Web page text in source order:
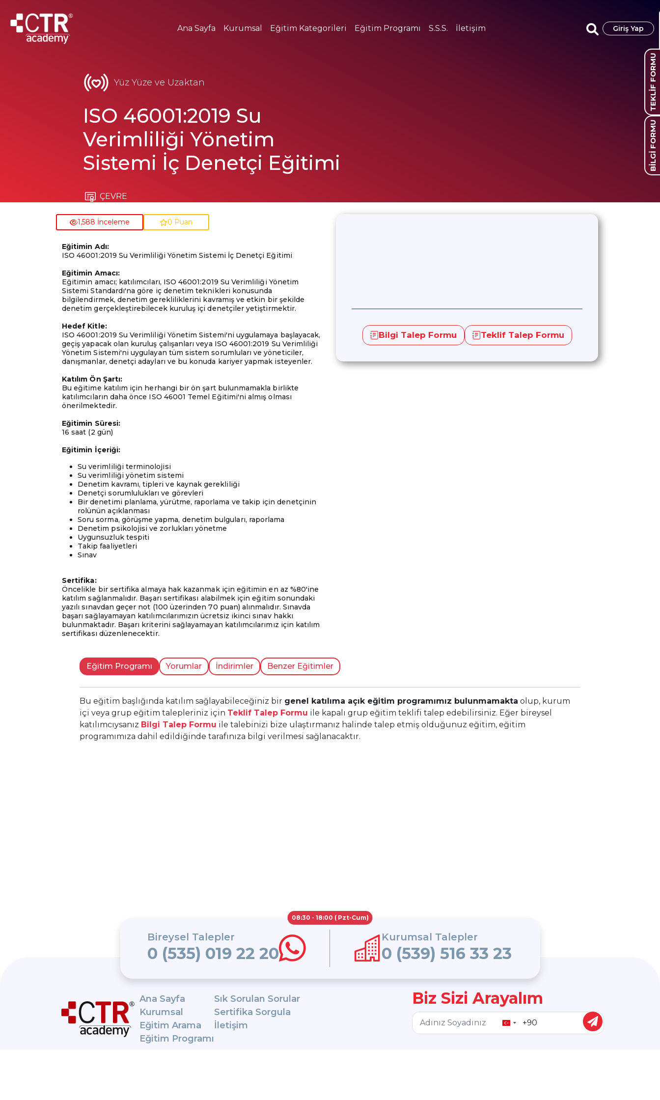
Ana Sayfa Kurumsal Eğitim Kategorileri Eğitim Programı S.S.S. İletişim Giriş Yap
BİLGİ FORMU
TEKLİF FORMU
Yüz Yüze ve Uzaktan
ISO 46001:2019 Su
Verimliliği Yönetim
Sistemi İç Denetçi Eğitimi
ÇEVRE
1,588 İnceleme 0 Puan
Eğitimin Adı:
ISO 46001:2019 Su Verimliliği Yönetim Sistemi İç Denetçi Eğitimi
Eğitimin Amacı:
Eğitimin amacı; katılımcıları, ISO 46001:2019 Su Verimliliği Yönetim
Sistemi Standardı'na göre iç denetim teknikleri konusunda
bilgilendirmek, denetim gerekliliklerini kavramış ve etkin bir şekilde
denetim gerçekleştirebilecek kuruluş içi denetçiler yetiştirmektir.
Hedef Kitle:
ISO 46001:2019 Su Verimliliği Yönetim Sistemi'ni uygulamaya başlayacak,
geçiş yapacak olan kuruluş çalışanları veya ISO 46001:2019 Su Verimliliği
Yönetim Sistemi'ni uygulayan tüm sistem sorumluları ve yöneticiler,
danışmanlar, denetçi adayları ve bu konuda kariyer yapmak isteyenler.
Katılım Ön Şartı:
Bu eğitime katılım için herhangi bir ön şart bulunmamakla birlikte
katılımcıların daha önce ISO 46001 Temel Eğitimi'ni almış olması
önerilmektedir.
Eğitimin Süresi:
16 saat (2 gün)
Eğitimin İçeriği:
Su verimliliği terminolojisi
Su verimliliği yönetim sistemi
Denetim kavramı, tipleri ve kaynak gerekliliği
Denetçi sorumlulukları ve görevleri
Bir denetimi planlama, yürütme, raporlama ve takip için denetçinin
rolünün açıklanması
Soru sorma, görüşme yapma, denetim bulguları, raporlama
Denetim psikolojisi ve zorlukları yönetme
Uygunsuzluk tespiti
Takip faaliyetleri
Sınav
Sertifika:
Öncelikle bir sertifika almaya hak kazanmak için eğitimin en az %80'ine
katılım sağlanmalıdır. Başarı sertifikası alabilmek için eğitim sonundaki
yazılı sınavdan geçer not (100 üzerinden 70 puan) alınmalıdır. Sınavda
başarı sağlayamayan katılımcılarımızın ücretsiz ikinci sınav hakkı
bulunmaktadır. Başarı kriterini sağlayamayan katılımcılarımız için katılım
sertifikası düzenlenecektir.
Bilgi Talep Formu Teklif Talep Formu
Eğitim Programı Yorumlar İndirimler Benzer Eğitimler
Bu eğitim başlığında katılım sağlayabileceğiniz bir genel katılıma açık eğitim programımız bulunmamakta olup, kurum
içi veya grup eğitim talepleriniz için Teklif Talep Formu ile kapalı grup eğitim teklifi talep edebilirsiniz. Eğer bireysel
katılımcıysanız Bilgi Talep Formu ile talebinizi bize ulaştırmanız halinde talep etmiş olduğunuz eğitim, eğitim
programımıza dahil edildiğinde tarafınıza bilgi verilmesi sağlanacaktır.
08:30 - 18:00 ( Pzt-Cum)
Bireysel Talepler
0 (535) 019 22 20
Kurumsal Talepler
0 (539) 516 33 23
Ana Sayfa
Kurumsal
Eğitim Arama
Eğitim Programı
Sık Sorulan Sorular
Sertifika Sorgula
İletişim
Biz Sizi Arayalım
Turkey
+90